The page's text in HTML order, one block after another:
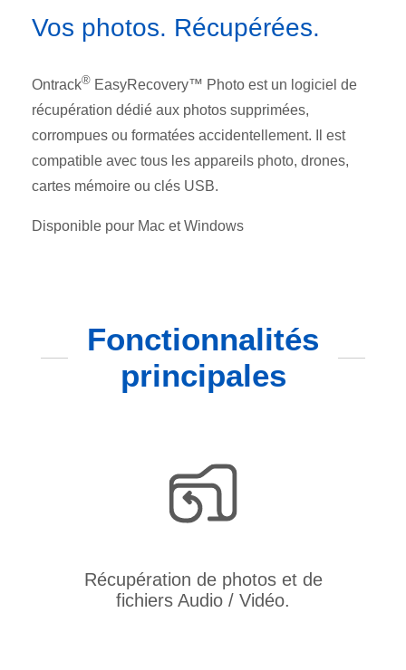
Vos photos. Récupérées.
Ontrack® EasyRecovery™ Photo est un logiciel de
récupération dédié aux photos supprimées,
corrompues ou formatées accidentellement. Il est
compatible avec tous les appareils photo, drones,
cartes mémoire ou clés USB.
Disponible pour Mac et Windows
Fonctionnalités
principales
Récupération de photos et de
fichiers Audio / Vidéo.